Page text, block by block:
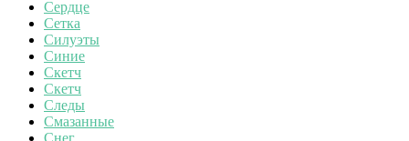
Сердце
Сетка
Силуэты
Синие
Скетч
Скетч
Следы
Смазанные
Снег